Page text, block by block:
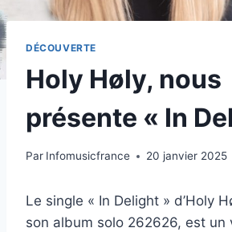
DÉCOUVERTE
Holy Høly, nous
présente « In
Par Infomusicfrance 20 janvier 2025
Le single « In Delight » d’Holy
son album solo 262626, est un